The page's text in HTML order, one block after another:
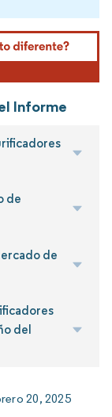
Informe
de
de
del
20, 2025